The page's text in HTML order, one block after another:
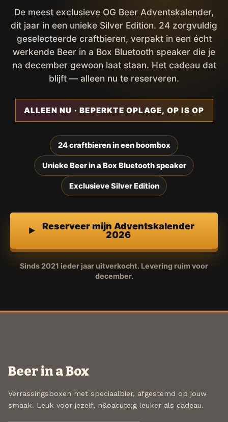
De meest exclusieve OG Beer Adventskalender,
dit jaar in een unieke Silver Edition. 24 zorgvuldig
geselecteerde craftbieren, verpakt in een écht
werkende Beer in a Box Bluetooth speaker die je
na december gewoon laat staan. Het cadeau dat
blijft — alleen nu te reserveren.
ALLEEN NU · BEPERKTE OPLAGE, OP IS OP
24 craftbieren in een boombox
Unieke Beer in a Box Bluetooth speaker
Exclusieve Silver Edition
Reserveer mijn Adventskalender
2026
Sinds 2021 ieder jaar uitverkocht. Levering ruim voor
december.
Beer in a Box
Verrassingsboxen met speciaalbier, afgestemd op jouw
smaak. Leuk voor jezelf, n&oacute;g leuker als cadeau.